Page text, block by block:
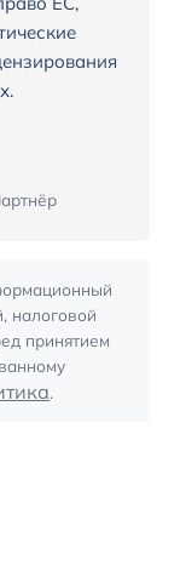
налоговой
принятием
.